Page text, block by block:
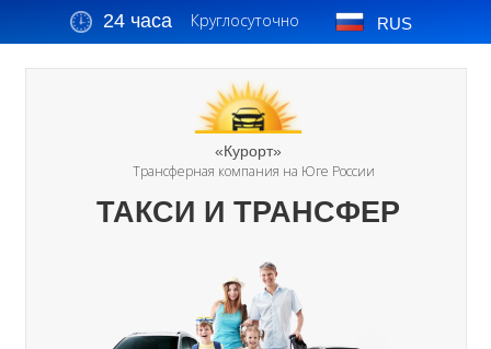
24 часа Круглосуточно RUS
«Курорт»
Трансферная компания на Юге России
ТАКСИ И ТРАНСФЕР